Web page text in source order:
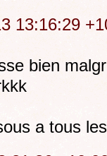
13:16:29
bien
a tous